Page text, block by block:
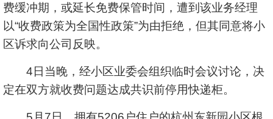
费缓冲期，或延长免费保管时间，遭到该业务经理
以“收费政策为全国性政策”为由拒绝，但其同意将小
区诉求向公司反映。
4日当晚，经小区业委会组织临时会议讨论，决
定在双方就收费问题达成共识前停用快递柜。